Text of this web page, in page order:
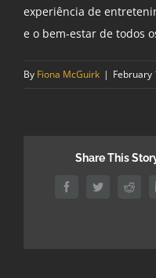
experiência de
e o bem-estar de todos
By Fiona McGuirk | February
Share This
FacebookTwitterReddit